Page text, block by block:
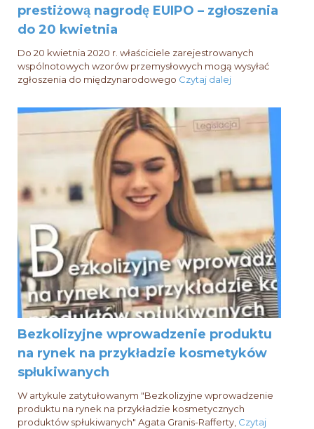
prestiżową nagrodę EUIPO – zgłoszenia
do 20 kwietnia
Do 20 kwietnia 2020 r. właściciele zarejestrowanych
wspólnotowych wzorów przemysłowych mogą wysyłać
zgłoszenia do międzynarodowego Czytaj dalej
Bezkolizyjne wprowadzenie produktu
na rynek na przykładzie kosmetyków
spłukiwanych
W artykule zatytułowanym "Bezkolizyjne wprowadzenie
produktu na rynek na przykładzie kosmetycznych
produktów spłukiwanych" Agata Granis-Rafferty, Czytaj